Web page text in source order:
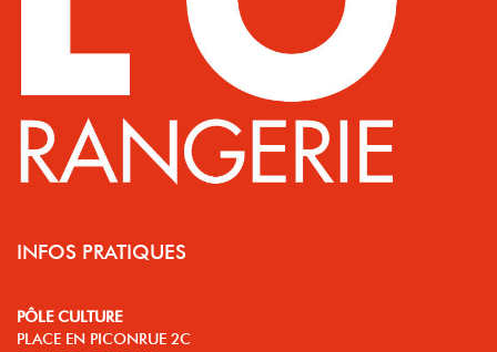
INFOS PRATIQUES
PÔLE CULTURE
PLACE EN PICONRUE 2C